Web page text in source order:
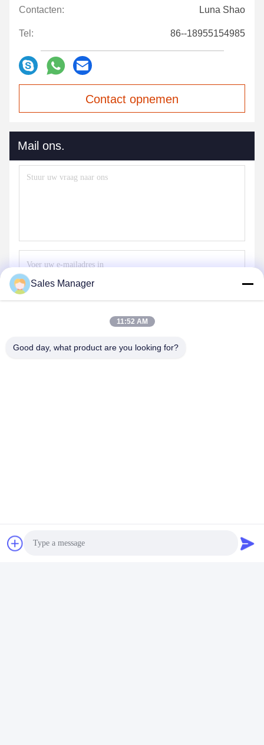
Contacten: Luna Shao
Tel: 86--18955154985
Contact opnemen
Mail ons.
Stuur
Sales Manager
11:52 AM
Good day, what product are you looking for?